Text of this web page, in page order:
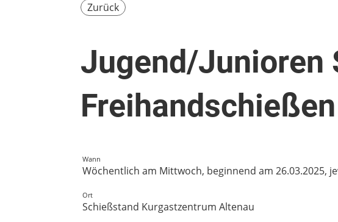
Zurück
Jugend/Junioren
Freihandschießen
Wann
Wöchentlich am Mittwoch, beginnend am 26.03.2025,
Ort
Schießstand Kurgastzentrum Altenau